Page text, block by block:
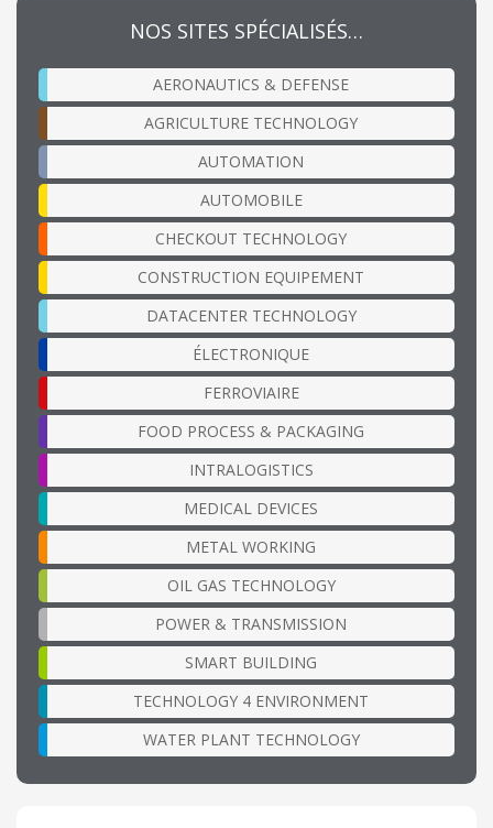
NOS SITES SPÉCIALISÉS…
AERONAUTICS & DEFENSE
AGRICULTURE TECHNOLOGY
AUTOMATION
AUTOMOBILE
CHECKOUT TECHNOLOGY
CONSTRUCTION EQUIPEMENT
DATACENTER TECHNOLOGY
ÉLECTRONIQUE
FERROVIAIRE
FOOD PROCESS & PACKAGING
INTRALOGISTICS
MEDICAL DEVICES
METAL WORKING
OIL GAS TECHNOLOGY
POWER & TRANSMISSION
SMART BUILDING
TECHNOLOGY 4 ENVIRONMENT
WATER PLANT TECHNOLOGY